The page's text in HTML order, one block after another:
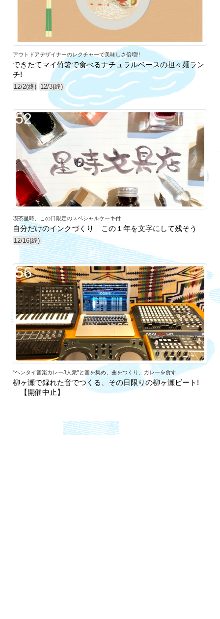
アウトドアデザイナーのレクチャーで美味しさ倍増!!
できたてマイ竹箸で食べるナチュラルベースの担々麺ラン
チ!
12/2(終) 12/3(終)
52
喫茶星時、この日限定のスペシャルケーキ付
自分だけのインクづくり この１年を文字にして残そう
12/16(終)
56
“ヘンタイ音楽カレー3人衆”と音を集め、曲をつくり、カレーを食す
柳ヶ瀬で録れた音でつくる、その日限りの柳ヶ瀬ビート!
【開催中止】